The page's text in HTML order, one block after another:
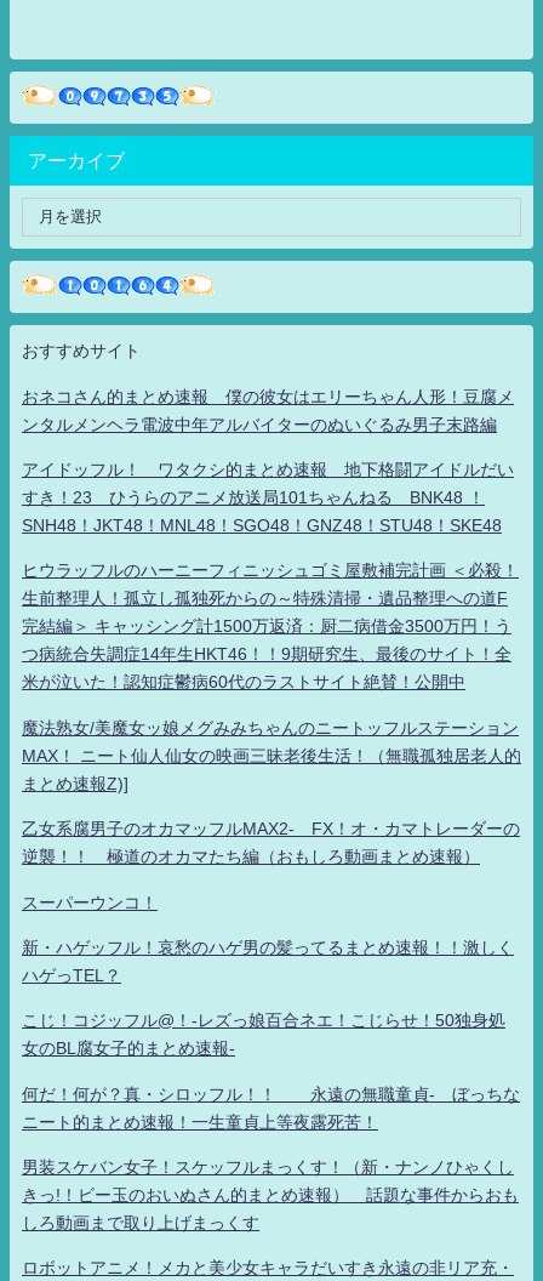
アーカイブ
おすすめサイト
おネコさん的まとめ速報 僕の彼女はエリーちゃん人形！豆腐メ
ンタルメンヘラ電波中年アルバイターのぬいぐるみ男子末路編
アイドッフル！ ワタクシ的まとめ速報 地下格闘アイドルだい
すき！23 ひうらのアニメ放送局101ちゃんねる BNK48 ！
SNH48！JKT48！MNL48！SGO48！GNZ48！STU48！SKE48
ヒウラッフルのハーニーフィニッシュゴミ屋敷補完計画 ＜必殺！
生前整理人！孤立し孤独死からの～特殊清掃・遺品整理への道F
完結編＞ キャッシング計1500万返済：厨二病借金3500万円！う
つ病統合失調症14年生HKT46！！9期研究生、最後のサイト！全
米が泣いた！認知症鬱病60代のラストサイト絶賛！公開中
魔法熟女/美魔女ッ娘メグみみちゃんのニートッフルステーション
MAX！ ニート仙人仙女の映画三昧老後生活！（無職孤独居老人的
まとめ速報Z)]
乙女系腐男子のオカマッフルMAX2- FX！オ・カマトレーダーの
逆襲！！ 極道のオカマたち編（おもしろ動画まとめ速報）
スーパーウンコ！
新・ハゲッフル！哀愁のハゲ男の髪ってるまとめ速報！！激しく
ハゲっTEL？
こじ！コジッフル@！-レズっ娘百合ネエ！こじらせ！50独身処
女のBL腐女子的まとめ速報-
何だ！何が？真・シロッフル！！ 永遠の無職童貞- ぼっちな
ニート的まとめ速報！一生童貞上等夜露死苦！
男装スケバン女子！スケッフルまっくす！（新・ナンノひゃくし
きっ!！ビー玉のおいぬさん的まとめ速報） 話題な事件からおも
しろ動画まで取り上げまっくす
ロボットアニメ！メカと美少女キャラだいすき永遠の非リア充・